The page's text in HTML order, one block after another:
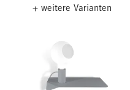
+ weitere Varianten